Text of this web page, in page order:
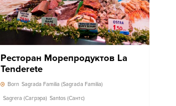
Ресторан Морепродуктов La
Tenderete
Born Sagrada Familia (Sagrada Familia)
Sagrera (Сагрэра) Santos (Сантс)